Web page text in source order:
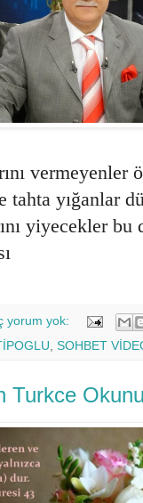
tahta yığanlar
yiyecekler bu
yorum yok:
SOHBET
Turkce